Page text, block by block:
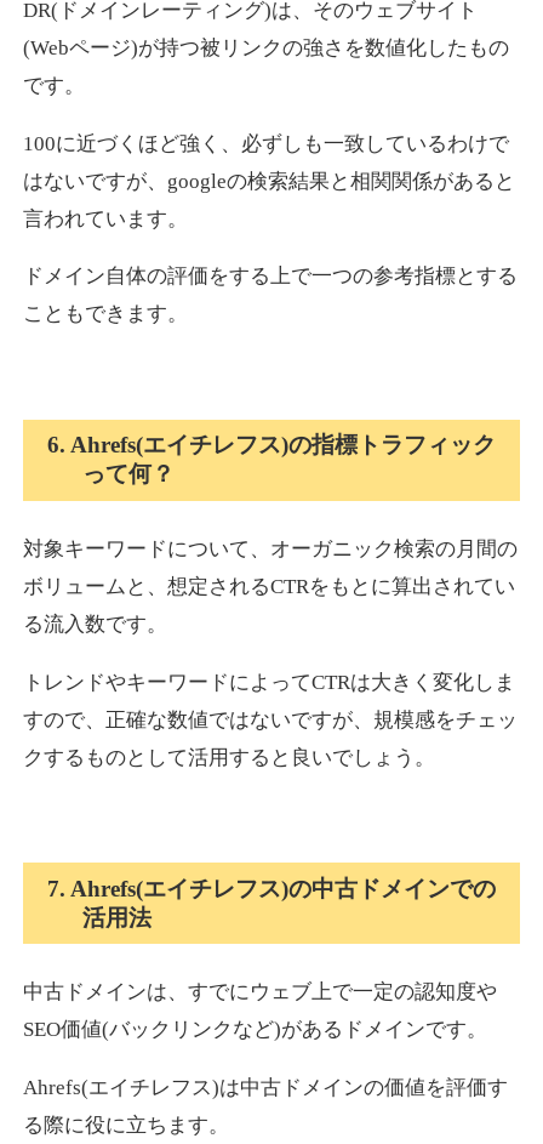
DR(ドメインレーティング)は、そのウェブサイト
(Webページ)が持つ被リンクの強さを数値化したもの
です。
100に近づくほど強く、必ずしも一致しているわけで
はないですが、googleの検索結果と相関関係があると
言われています。
ドメイン自体の評価をする上で一つの参考指標とする
こともできます。
6. Ahrefs(エイチレフス)の指標トラフィック
って何？
対象キーワードについて、オーガニック検索の月間の
ボリュームと、想定されるCTRをもとに算出されてい
る流入数です。
トレンドやキーワードによってCTRは大きく変化しま
すので、正確な数値ではないですが、規模感をチェッ
クするものとして活用すると良いでしょう。
7. Ahrefs(エイチレフス)の中古ドメインでの
活用法
中古ドメインは、すでにウェブ上で一定の認知度や
SEO価値(バックリンクなど)があるドメインです。
Ahrefs(エイチレフス)は中古ドメインの価値を評価す
る際に役に立ちます。